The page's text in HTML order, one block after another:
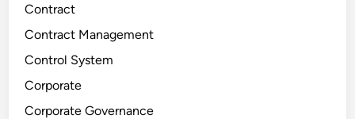
Contract
Contract Management
Control System
Corporate
Corporate Governance